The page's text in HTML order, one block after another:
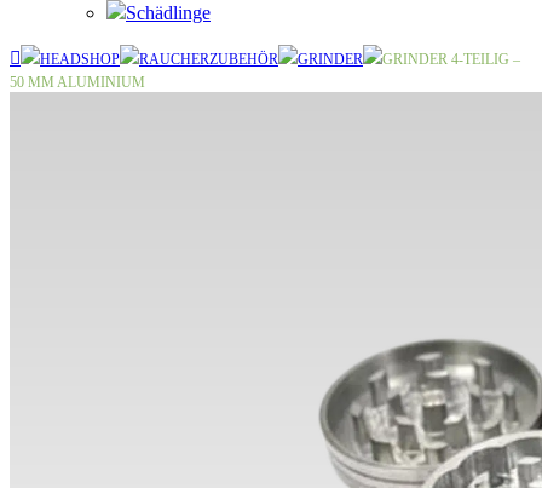
Schädlinge
HEADSHOP RAUCHERZUBEHÖR GRINDER
GRINDER 4-TEILIG –
50 MM ALUMINIUM